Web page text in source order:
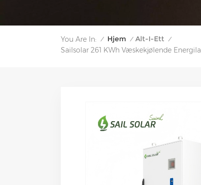
You Are In: / Hjem / Alt-I-Ett /
Sailsolar 261 KWh Væskekjølende